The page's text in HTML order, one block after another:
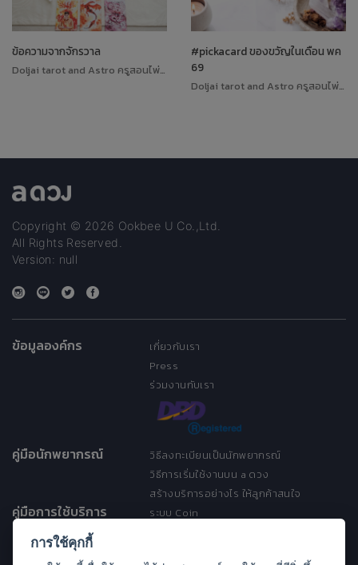
ข้อความจากจักรวาล
Doljai tarot and Astro ครูสอนไพ่ทาโรต์
#pickacard ของขวัญในเดือน พค
69
Doljai tarot and Astro ครูสอนไพ่ทาโรต์
Copyright © 2026 Ookbee U Co.,Ltd.
All Rights Reserved.
Version: null
ข้อมูลองค์กร
เกี่ยวกับเรา
Press
ร่วมงานกับเรา
คู่มือนักพยากรณ์
วิธีลงทะเบียนเป็นนักพยากรณ์
วิธีการเริ่มใช้งานบน a ดวง
สร้างบริการอย่างไร ให้ลูกค้าสนใจ
คู่มือการใช้บริการ
ระบบ Coin
การใช้คุกกี้